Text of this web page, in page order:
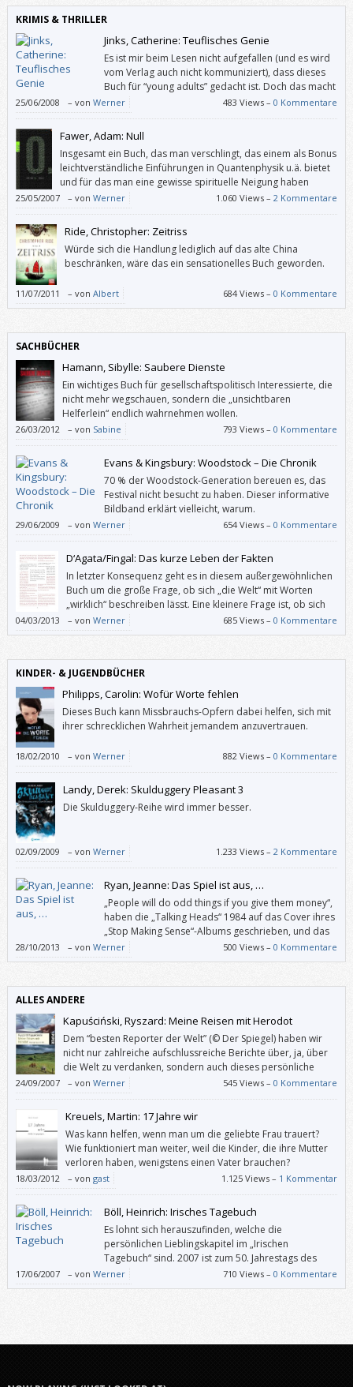
KRIMIS & THRILLER
Jinks, Catherine: Teuflisches Genie
Es ist mir beim Lesen nicht aufgefallen (und es wird
vom Verlag auch nicht kommuniziert), dass dieses
Buch für “young adults” gedacht ist. Doch das macht
rein gar nichts: Auch wenn “Teuflisches Genie” die
Perspektive eines Jugendlichen einnimmt, ist es für Erwachsene gewiss
geeignet; für jung gebliebene auf alle Fälle.
25/06/2008 – von Werner 483 Views –0 Kommentare
Fawer, Adam: Null
Insgesamt ein Buch, das man verschlingt, das einem als Bonus
leichtverständliche Einführungen in Quantenphysik u.ä. bietet
und für das man eine gewisse spirituelle Neigung haben
sollte, sonst könnte einen der Schluss so irritieren, dass man
den ganzen Roman abwertet. Und das wäre schade.
25/05/2007 – von Werner 1.060 Views –2 Kommentare
Ride, Christopher: Zeitriss
Würde sich die Handlung lediglich auf das alte China
beschränken, wäre das ein sensationelles Buch geworden.
11/07/2011 – von Albert 684 Views –0 Kommentare
SACHBÜCHER
Hamann, Sibylle: Saubere Dienste
Ein wichtiges Buch für gesellschaftspolitisch Interessierte, die
nicht mehr wegschauen, sondern die „unsichtbaren
Helferlein“ endlich wahrnehmen wollen.
26/03/2012 – von Sabine 793 Views –0 Kommentare
Evans & Kingsbury: Woodstock – Die Chronik
70 % der Woodstock-Generation bereuen es, das
Festival nicht besucht zu haben. Dieser informative
Bildband erklärt vielleicht, warum.
29/06/2009 – von Werner 654 Views –0 Kommentare
D‘Agata/Fingal: Das kurze Leben der Fakten
In letzter Konsequenz geht es in diesem außergewöhnlichen
Buch um die große Frage, ob sich „die Welt“ mit Worten
„wirklich“ beschreiben lässt. Eine kleinere Frage ist, ob sich
die angeblich objektiven Journalisten von D‘Agata mit seinen
bewussten „verdeutlichenden Lügen“ tatsächlich unterscheiden. Und
überhaupt kümmert.
04/03/2013 – von Werner 685 Views –0 Kommentare
KINDER- & JUGENDBÜCHER
Philipps, Carolin: Wofür Worte fehlen
Dieses Buch kann Missbrauchs-Opfern dabei helfen, sich mit
ihrer schrecklichen Wahrheit jemandem anzuvertrauen.
18/02/2010 – von Werner 882 Views –0 Kommentare
Landy, Derek: Skulduggery Pleasant 3
Die Skulduggery-Reihe wird immer besser.
02/09/2009 – von Werner 1.233 Views –2 Kommentare
Ryan, Jeanne: Das Spiel ist aus, …
„People will do odd things if you give them money“,
haben die „Talking Heads“ 1984 auf das Cover ihres
„Stop Making Sense“-Albums geschrieben, und das
beschreibt dieses Buch ganz gut. Zum einen
machen darin Teenager für Geld haarsträubende Dinge, zum anderen
28/10/2013 – von Werner 500 Views –0 Kommentare
ALLES ANDERE
Kapuściński, Ryszard: Meine Reisen mit Herodot
Dem “besten Reporter der Welt” (© Der Spiegel) haben wir
nicht nur zahlreiche aufschlussreiche Berichte über, ja, über
die Welt zu verdanken, sondern auch dieses persönliche
Buch.
24/09/2007 – von Werner 545 Views –0 Kommentare
Kreuels, Martin: 17 Jahre wir
Was kann helfen, wenn man um die geliebte Frau trauert?
Wie funktioniert man weiter, weil die Kinder, die ihre Mutter
verloren haben, wenigstens einen Vater brauchen?
18/03/2012 – von gast 1.125 Views – 1 Kommentar
Böll, Heinrich: Irisches Tagebuch
Es lohnt sich herauszufinden, welche die
persönlichen Lieblingskapitel im „Irischen
Tagebuch“ sind. 2007 ist zum 50. Jahrestags des
Erscheinens beim Verlag Kiepenheuer & Witsch eine
Sonderausgabe mit zahlreichen Fotos erschienen. Aber auch die
17/06/2007 – von Werner 710 Views –0 Kommentare